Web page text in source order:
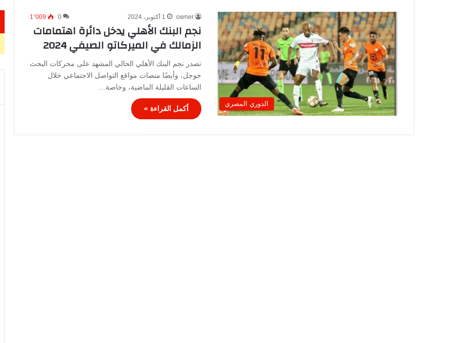
الدوري المصري
owner 1 أكتوبر، 2024 0 1٬009
نجم البنك الأهلي يدخل دائرة اهتمامات
الزمالك في الميركاتو الصيفي 2024
تصدر نجم البنك الأهلي الحالي المشهد على محركات البحث
جوجل، وأيضًا منصات مواقع التواصل الاجتماعي خلال
الساعات القليلة الماضية، وخاصة…
أكمل القراءة »